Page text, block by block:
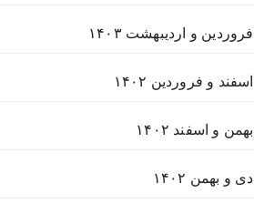
فروردین و اردیبهشت ۱۴۰۳
اسفند و فروردین ۱۴۰۲
بهمن و اسفند ۱۴۰۲
دی و بهمن ۱۴۰۲